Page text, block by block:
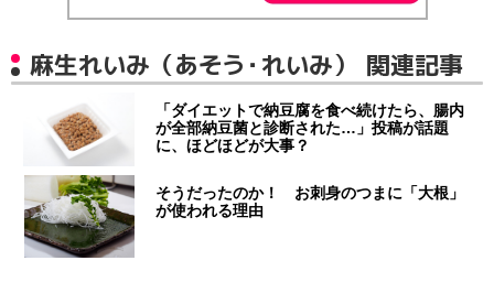
麻生れいみ（あそう・れいみ） 関連記事
「ダイエットで納豆腐を食べ続けたら、腸内
が全部納豆菌と診断された…」投稿が話題
に、ほどほどが大事？
そうだったのか！ お刺身のつまに「大根」
が使われる理由